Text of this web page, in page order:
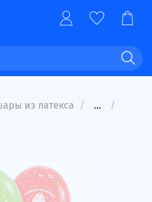
из латекса
...